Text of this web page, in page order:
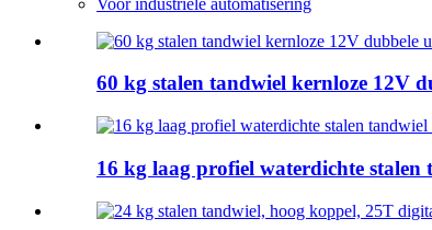
60 kg stalen tandwiel kernloze 12V
16 kg laag profiel waterdichte